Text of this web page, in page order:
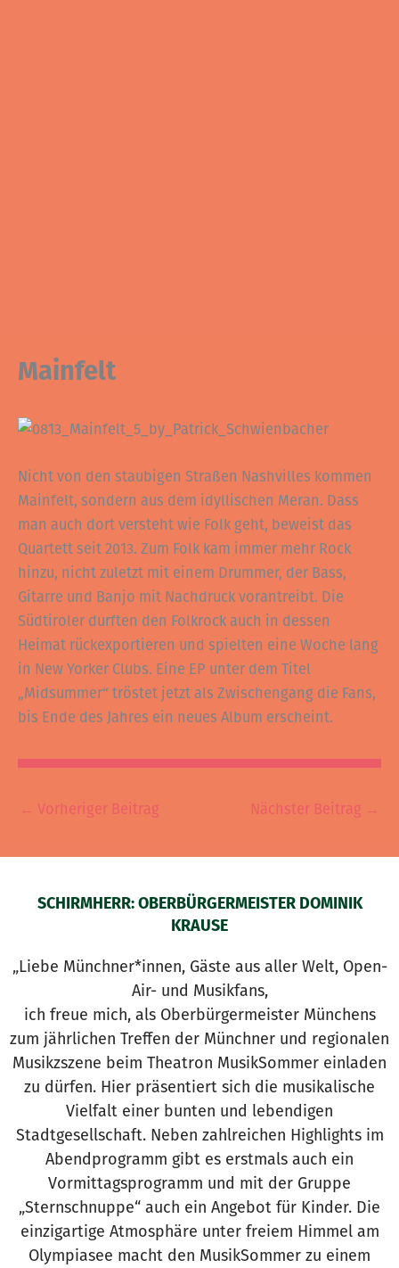
Mainfelt
Nicht von den staubigen Straßen Nashvilles kommen
Mainfelt, sondern aus dem idyllischen Meran. Dass
man auch dort versteht wie Folk geht, beweist das
Quartett seit 2013. Zum Folk kam immer mehr Rock
hinzu, nicht zuletzt mit einem Drummer, der Bass,
Gitarre und Banjo mit Nachdruck vorantreibt. Die
Südtiroler durften den Folkrock auch in dessen
Heimat rückexportieren und spielten eine Woche lang
in New Yorker Clubs. Eine EP unter dem Titel
„Midsummer“ tröstet jetzt als Zwischengang die Fans,
bis Ende des Jahres ein neues Album erscheint.
← Vorheriger Beitrag Nächster Beitrag →
SCHIRMHERR: OBERBÜRGERMEISTER DOMINIK
KRAUSE
„Liebe Münchner*innen, Gäste aus aller Welt, Open-
Air- und Musikfans,
ich freue mich, als Oberbürgermeister Münchens
zum jährlichen Treffen der Münchner und regionalen
Musikzszene beim Theatron MusikSommer einladen
zu dürfen. Hier präsentiert sich die musikalische
Vielfalt einer bunten und lebendigen
Stadtgesellschaft. Neben zahlreichen Highlights im
Abendprogramm gibt es erstmals auch ein
Vormittagsprogramm und mit der Gruppe
„Sternschnuppe“ auch ein Angebot für Kinder. Die
einzigartige Atmosphäre unter freiem Himmel am
Olympiasee macht den MusikSommer zu einem